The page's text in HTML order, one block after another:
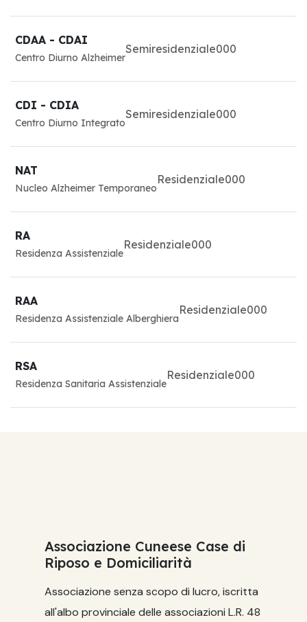
CDAA - CDAI
Centro Diurno Alzheimer
Semiresidenziale000
CDI - CDIA
Centro Diurno Integrato
Semiresidenziale000
NAT
Nucleo Alzheimer Temporaneo
Residenziale000
RA
Residenza Assistenziale
Residenziale000
RAA
Residenza Assistenziale Alberghiera
Residenziale000
RSA
Residenza Sanitaria Assistenziale
Residenziale000
Associazione Cuneese Case di
Riposo e Domiciliarità
Associazione senza scopo di lucro, iscritta
all'albo provinciale delle associazioni L.R. 48